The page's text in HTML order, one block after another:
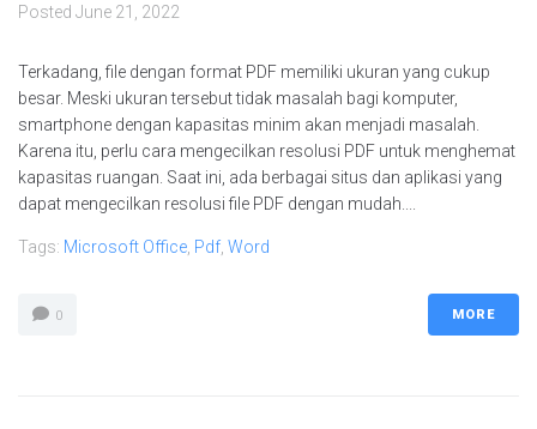
Posted June 21, 2022
Terkadang, file dengan format PDF memiliki ukuran yang cukup
besar. Meski ukuran tersebut tidak masalah bagi komputer,
smartphone dengan kapasitas minim akan menjadi masalah.
Karena itu, perlu cara mengecilkan resolusi PDF untuk menghemat
kapasitas ruangan. Saat ini, ada berbagai situs dan aplikasi yang
dapat mengecilkan resolusi file PDF dengan mudah....
Tags: Microsoft Office Pdf Word
0 MORE